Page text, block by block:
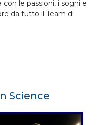
le passioni, i sogni e
da tutto il Team di
Science